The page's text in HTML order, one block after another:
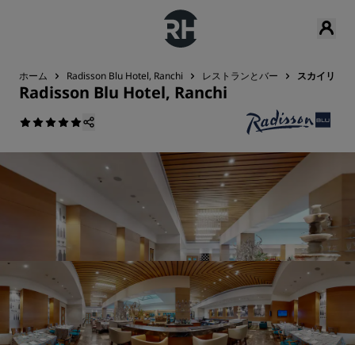
ホーム Radisson Blu Hotel, Ranchi レストランとバー スカイリット
Radisson Blu Hotel, Ranchi